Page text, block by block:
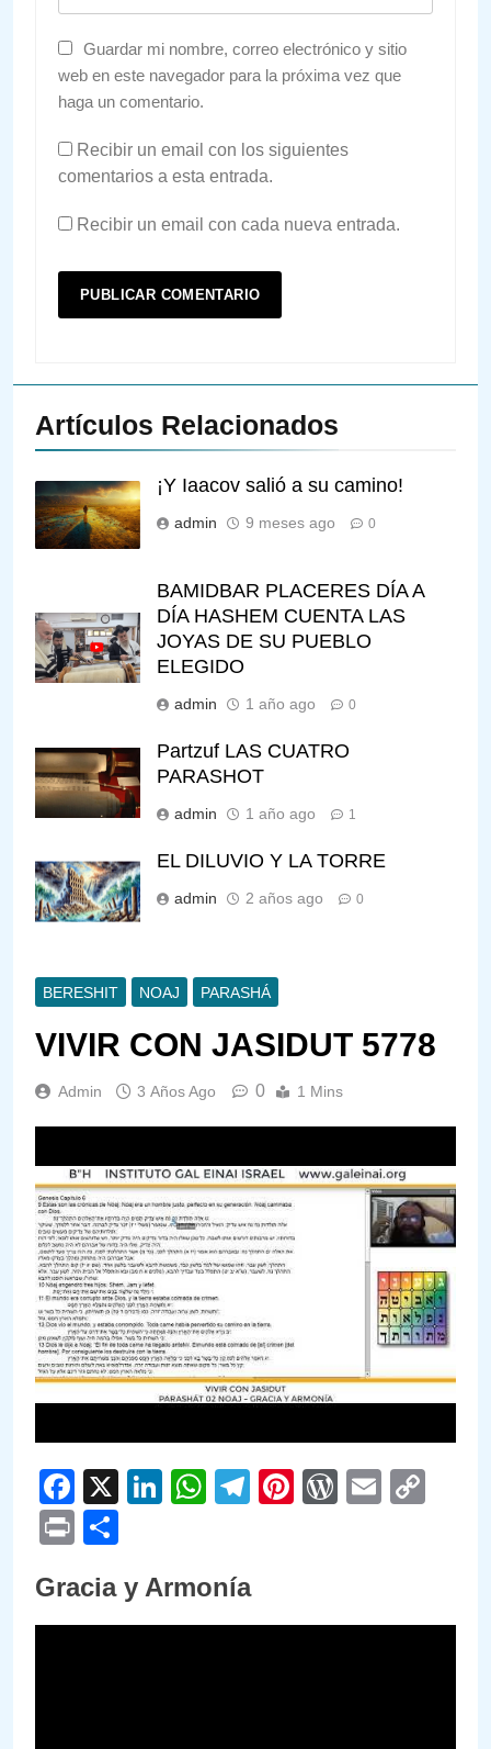
Guardar mi nombre, correo electrónico y sitio
web en este navegador para la próxima vez que
haga un comentario.
Recibir un email con los siguientes
comentarios a esta entrada.
Recibir un email con cada nueva entrada.
Artículos Relacionados
¡Y Iaacov salió a su camino!
admin 9 meses ago 0
BAMIDBAR PLACERES DÍA A
DÍA HASHEM CUENTA LAS
JOYAS DE SU PUEBLO
ELEGIDO
admin 1 año ago 0
Partzuf LAS CUATRO
PARASHOT
admin 1 año ago 1
EL DILUVIO Y LA TORRE
admin 2 años ago 0
BERESHIT NOAJ PARASHÁ
VIVIR CON JASIDUT 5778
Admin 3 Años Ago 0 1 Mins
Facebook
X LinkedIn
WhatsApp
Telegram
PinterestEmail
Print
Gracia y Armonía